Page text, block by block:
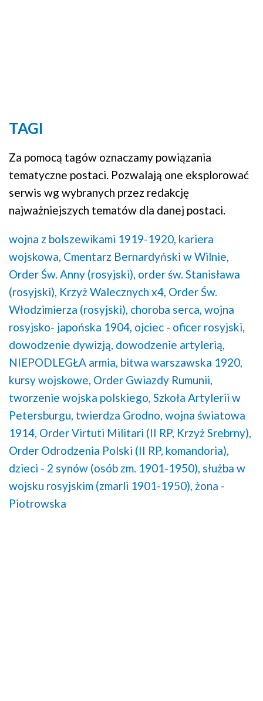
TAGI
Za pomocą tagów oznaczamy powiązania
tematyczne postaci. Pozwalają one eksplorować
serwis wg wybranych przez redakcję
najważniejszych tematów dla danej postaci.
wojna z bolszewikami 1919-1920, kariera
wojskowa, Cmentarz Bernardyński w Wilnie,
Order Św. Anny (rosyjski), order św. Stanisława
(rosyjski), Krzyż Walecznych x4, Order Św.
Włodzimierza (rosyjski), choroba serca, wojna
rosyjsko- japońska 1904, ojciec - oficer rosyjski,
dowodzenie dywizją, dowodzenie artylerią,
NIEPODLEGŁA armia, bitwa warszawska 1920,
kursy wojskowe, Order Gwiazdy Rumunii,
tworzenie wojska polskiego, Szkoła Artylerii w
Petersburgu, twierdza Grodno, wojna światowa
1914, Order Virtuti Militari (II RP, Krzyż Srebrny),
Order Odrodzenia Polski (II RP, komandoria),
dzieci - 2 synów (osób zm. 1901-1950), służba w
wojsku rosyjskim (zmarli 1901-1950), żona -
Piotrowska